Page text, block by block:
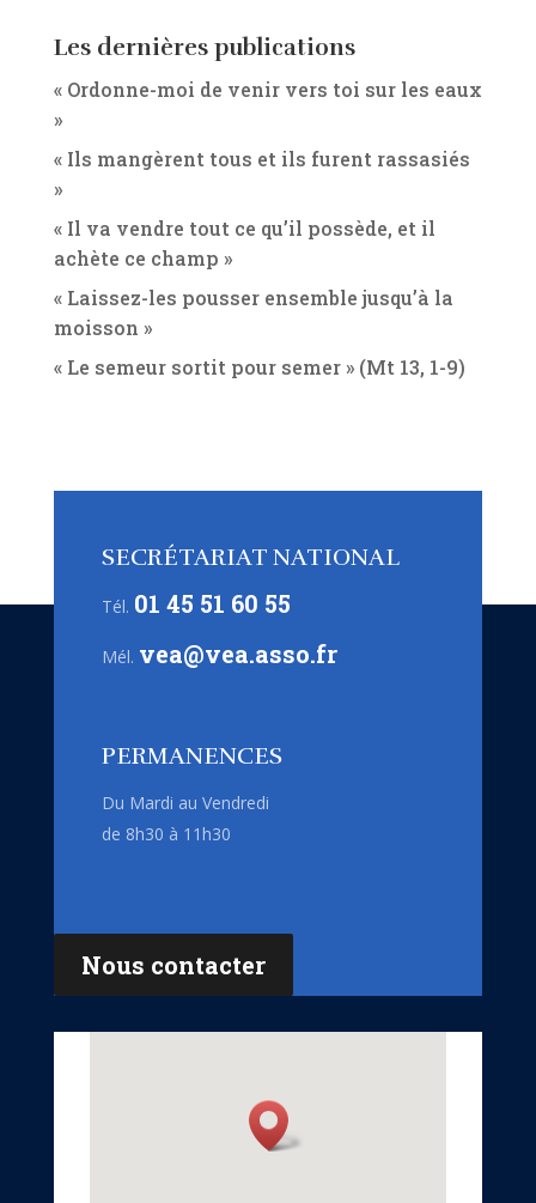
Les dernières publications
« Ordonne-moi de venir vers toi sur les eaux
»
« Ils mangèrent tous et ils furent rassasiés
»
« Il va vendre tout ce qu’il possède, et il
achète ce champ »
« Laissez-les pousser ensemble jusqu’à la
moisson »
« Le semeur sortit pour semer » (Mt 13, 1-9)
SECRÉTARIAT NATIONAL
Tél. 01 45 51 60 55
Mél. vea@vea.asso.fr
PERMANENCES
Du Mardi au Vendredi
de 8h30 à 11h30
Nous contacter